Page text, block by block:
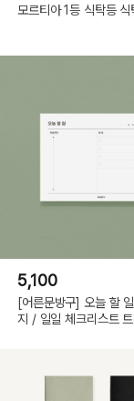
모르티아 1등 식탁등 식
5,100
[어른문방구] 오늘 할
지 / 일일 체크리스트